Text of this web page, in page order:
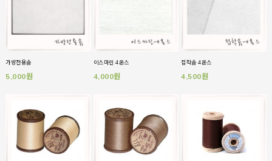
가방전용솜
5,000원
이스마린 4온스
4,000원
접착솜 4온스
4,500원